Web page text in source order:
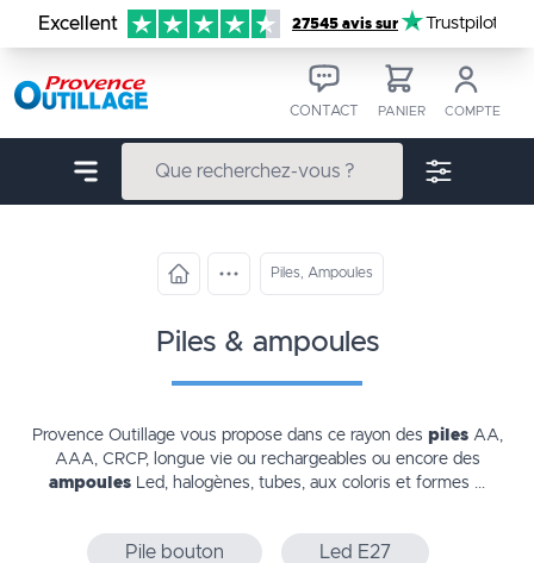
Aller au contenu
Excellent 27545 avis sur Trustpilot
CONTACT PANIER COMPTE
Piles, Ampoules
piles & ampoules
Provence Outillage vous propose dans ce rayon des pilesAA,
AAA, CRCP, longue vie ou rechargeables ou encore des
ampoules Led, halogènes, tubes, aux coloris et formes ...
Pile bouton Led E27